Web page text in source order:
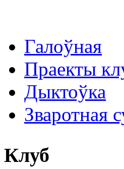
Галоўная
Праекты
Дыктоўка
Зваротная
Клуб